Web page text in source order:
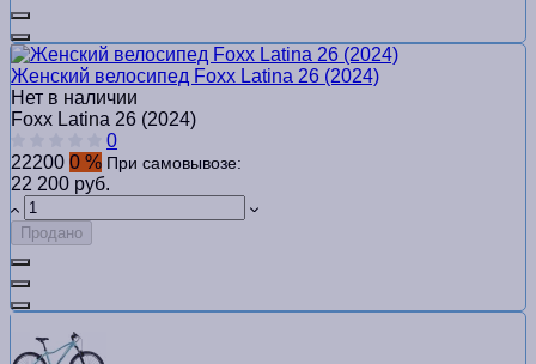
Женский велосипед Foxx Latina 26 (2024)
Нет в наличии
Foxx Latina 26 (2024)
0
22200 0 % При самовывозе:
22 200 руб.
Продано